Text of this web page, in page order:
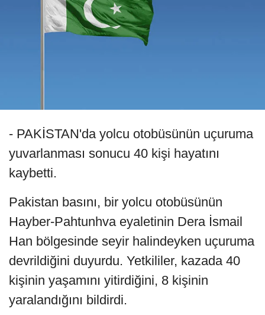
- PAKİSTAN'da yolcu otobüsünün uçuruma
yuvarlanması sonucu 40 kişi hayatını
kaybetti.
Pakistan basını, bir yolcu otobüsünün
Hayber-Pahtunhva eyaletinin Dera İsmail
Han bölgesinde seyir halindeyken uçuruma
devrildiğini duyurdu. Yetkililer, kazada 40
kişinin yaşamını yitirdiğini, 8 kişinin
yaralandığını bildirdi.